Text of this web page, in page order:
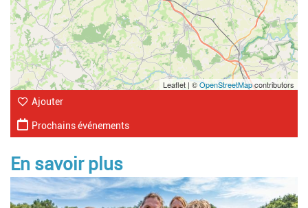
Leaflet | ©OpenStreetMapcontributors
Ajouter
Prochains événements
En savoir plus